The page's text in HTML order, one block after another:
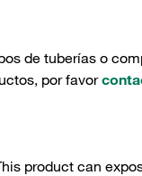
de tuberías o
por favor
product can